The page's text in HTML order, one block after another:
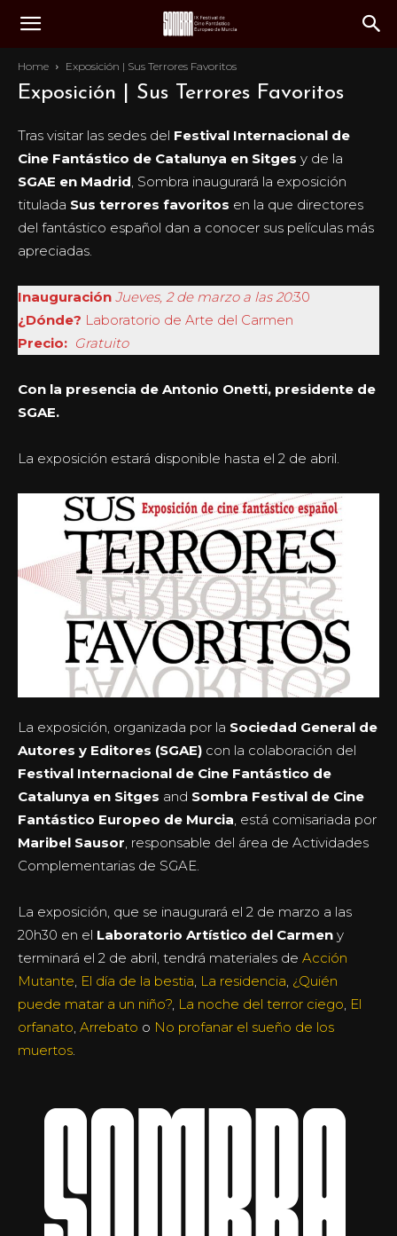
Home Exposición | Sus Terrores Favoritos
Exposición | Sus Terrores Favoritos
Tras visitar las sedes del Festival Internacional de
Cine Fantástico de Catalunya en Sitges y de la
SGAE en Madrid, Sombra inaugurará la exposición
titulada Sus terrores favoritos en la que directores
del fantástico español dan a conocer sus películas más
apreciadas.
Inauguración Jueves, 2 de marzo a las 20:30
¿Dónde? Laboratorio de Arte del Carmen
Precio: Gratuito
Con la presencia de Antonio Onetti, presidente de
SGAE.
La exposición estará disponible hasta el 2 de abril.
La exposición, organizada por la Sociedad General de
Autores y Editores (SGAE) con la colaboración del
Festival Internacional de Cine Fantástico de
Catalunya en Sitges and Sombra Festival de Cine
Fantástico Europeo de Murcia, está comisariada por
Maribel Sausor, responsable del área de Actividades
Complementarias de SGAE.
La exposición, que se inaugurará el 2 de marzo a las
20h30 en el Laboratorio Artístico del Carmen y
terminará el 2 de abril, tendrá materiales de Acción
Mutante, El día de la bestia, La residencia, ¿Quién
puede matar a un niño?, La noche del terror ciego, El
orfanato, Arrebato o No profanar el sueño de los
muertos.